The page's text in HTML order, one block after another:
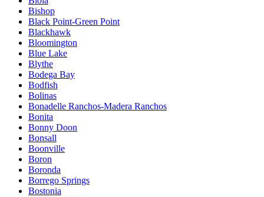
Bishop
Black Point-Green Point
Blackhawk
Bloomington
Blue Lake
Blythe
Bodega Bay
Bodfish
Bolinas
Bonadelle Ranchos-Madera Ranchos
Bonita
Bonny Doon
Bonsall
Boonville
Boron
Boronda
Borrego Springs
Bostonia